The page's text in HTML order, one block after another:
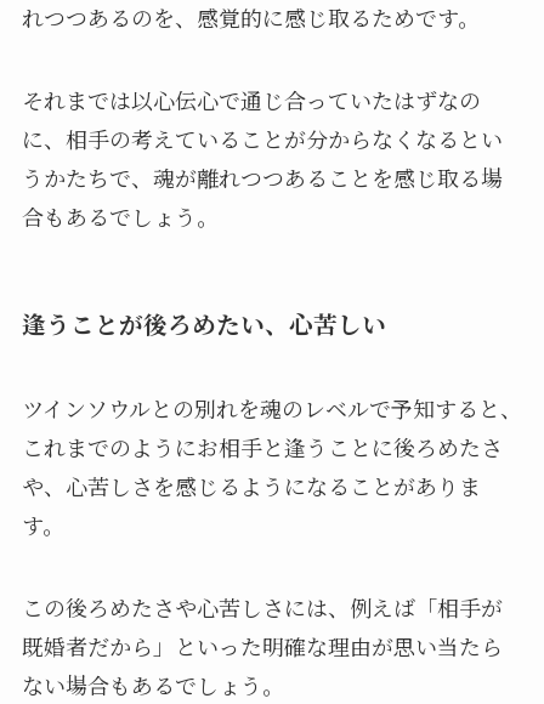
れつつあるのを、感覚的に感じ取るためです。
それまでは以心伝心で通じ合っていたはずなの
に、相手の考えていることが分からなくなるとい
うかたちで、魂が離れつつあることを感じ取る場
合もあるでしょう。
逢うことが後ろめたい、心苦しい
ツインソウルとの別れを魂のレベルで予知すると、
これまでのようにお相手と逢うことに後ろめたさ
や、心苦しさを感じるようになることがありま
す。
この後ろめたさや心苦しさには、例えば「相手が
既婚者だから」といった明確な理由が思い当たら
ない場合もあるでしょう。